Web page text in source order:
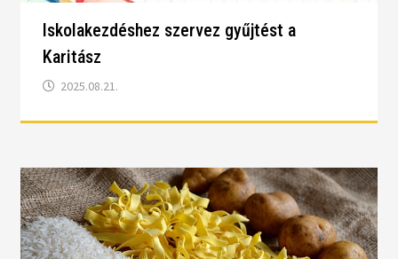
Iskolakezdéshez szervez gyűjtést a
Karitász
2025.08.21.